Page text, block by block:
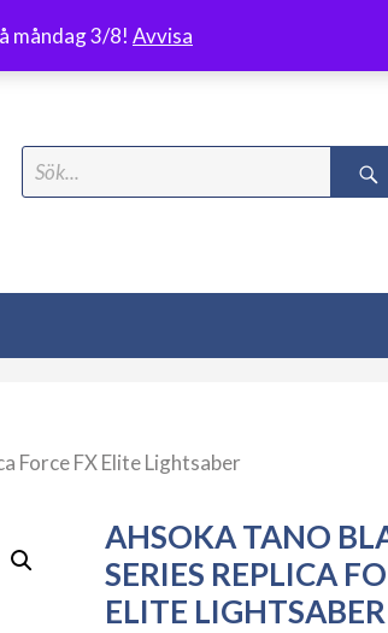
måndag 3/8! Avvisa
Search
for:
Force FX Elite Lightsaber
AHSOKA TANO
SERIES REPLICA
ELITE LIGHTSABER